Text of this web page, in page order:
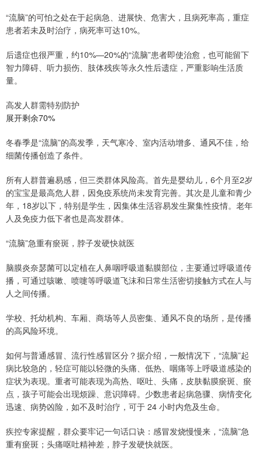
“流脑”的可怕之处在于起病急、进展快、危害大，且病死率高，重症
患者若未及时治疗，病死率可达10%。
后遗症也很严重，约10%—20%的“流脑”患者即使治愈，也可能留下
智力障碍、听力损伤、肢体残疾等永久性后遗症，严重影响生活质
量。
高发人群需特别防护
展开剩余70%
冬春季是“流脑”的高发季，天气寒冷、室内活动增多、通风不佳，给
细菌传播创造了条件。
所有人群普遍易感，但三类群体风险高。首先是婴幼儿，6个月至2岁
的宝宝是最高危人群，因免疫系统尚未发育完善。其次是儿童和青少
年，18岁以下，特别是学生，因集体生活容易发生聚集性疫情。老年
人及免疫力低下者也是高发群体。
“流脑”急重有瘀斑，脖子发硬快就医
脑膜炎奈瑟菌可以定植在人鼻咽呼吸道黏膜部位，主要通过呼吸道传
播，可通过咳嗽、喷嚏等呼吸道飞沫和日常生活密切接触方式在人与
人之间传播。
学校、托幼机构、车厢、商场等人员密集、通风不良的场所，是传播
的高风险环境。
如何与普通感冒、流行性感冒区分？据介绍，一般情况下，“流脑”起
病比较急的，轻症可能以轻微的头痛、低热、咽痛等上呼吸道感染的
症状为表现。重者可能表现为高热、呕吐、头痛，皮肤黏膜瘀斑、瘀
点，孩子可能会出现烦躁、意识障碍。少数患者起病急骤、病情变化
迅速、病势凶险，如不及时治疗，可于 24 小时内危及生命。
疾控专家提醒，群众要牢记一句话口诀：感冒发烧慢慢来，“流脑”急
重有瘀斑；头痛呕吐精神差，脖子发硬快就医。